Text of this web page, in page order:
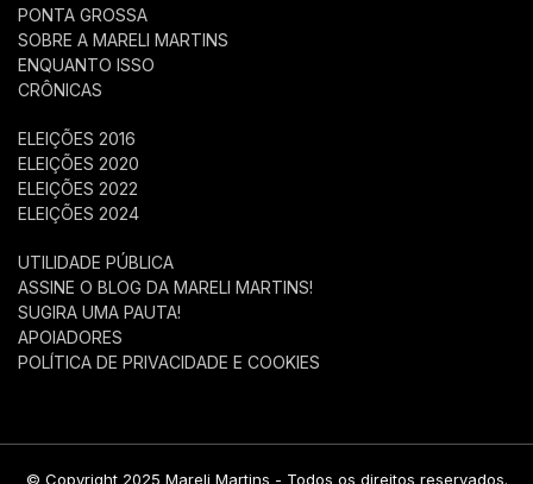
PONTA GROSSA
SOBRE A MARELI MARTINS
ENQUANTO ISSO
CRÔNICAS
ELEIÇÕES 2016
ELEIÇÕES 2020
ELEIÇÕES 2022
ELEIÇÕES 2024
UTILIDADE PÚBLICA
ASSINE O BLOG DA MARELI MARTINS!
SUGIRA UMA PAUTA!
APOIADORES
POLÍTICA DE PRIVACIDADE E COOKIES
© Copyright 2025 Mareli Martins - Todos os direitos reservados.